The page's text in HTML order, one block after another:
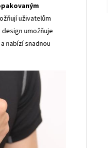
uživatelům
umožňuje
nabízí snadnou